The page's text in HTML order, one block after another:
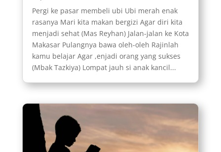
Pergi ke pasar membeli ubi Ubi merah enak
rasanya Mari kita makan bergizi Agar diri kita
menjadi sehat (Mas Reyhan) Jalan-jalan ke Kota
Makasar Pulangnya bawa oleh-oleh Rajinlah
kamu belajar Agar ,enjadi orang yang sukses
(Mbak Tazkiya) Lompat jauh si anak kancil...